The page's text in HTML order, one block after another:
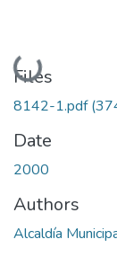
Loading...
Files
8142-1.pdf
Date
2000
Authors
Alcaldía